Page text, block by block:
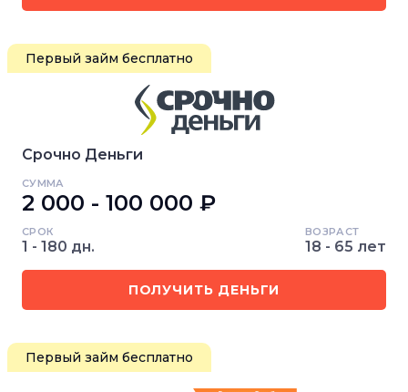
Первый займ бесплатно
Срочно Деньги
СУММА
2 000 - 100 000 ₽
СРОК
1 - 180 дн.
ВОЗРАСТ
18 - 65 лет
ПОЛУЧИТЬ ДЕНЬГИ
Первый займ бесплатно